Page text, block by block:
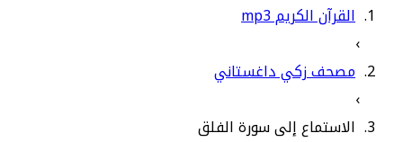
القرآن الكريم mp3
›
مصحف زكي داغستاني
›
الاستماع إلى سورة الفلق